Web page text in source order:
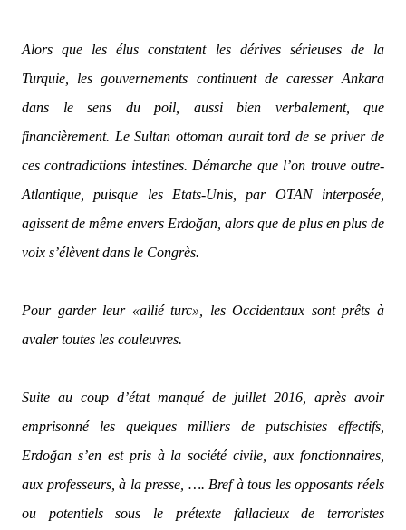
Alors que les élus constatent les dérives sérieuses de la
Turquie, les gouvernements continuent de caresser Ankara
dans le sens du poil, aussi bien verbalement, que
financièrement. Le Sultan ottoman aurait tord de se priver de
ces contradictions intestines. Démarche que l’on trouve outre-
Atlantique, puisque les Etats-Unis, par OTAN interposée,
agissent de même envers Erdoğan, alors que de plus en plus de
voix s’élèvent dans le Congrès.
Pour garder leur «allié turc», les Occidentaux sont prêts à
avaler toutes les couleuvres.
Suite au coup d’état manqué de juillet 2016, après avoir
emprisonné les quelques milliers de putschistes effectifs,
Erdoğan s’en est pris à la société civile, aux fonctionnaires,
aux professeurs, à la presse, …. Bref à tous les opposants réels
ou potentiels sous le prétexte fallacieux de terroristes